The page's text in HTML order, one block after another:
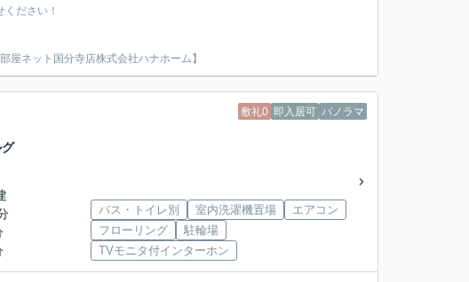
ださい！
屋ネット国分寺店株式会社ハナホーム】
敷礼0 即入居可 パノラマ
バス・トイレ別 室内洗濯機置場
エアコン
フローリング
駐輪場
TVモニタ付インターホン